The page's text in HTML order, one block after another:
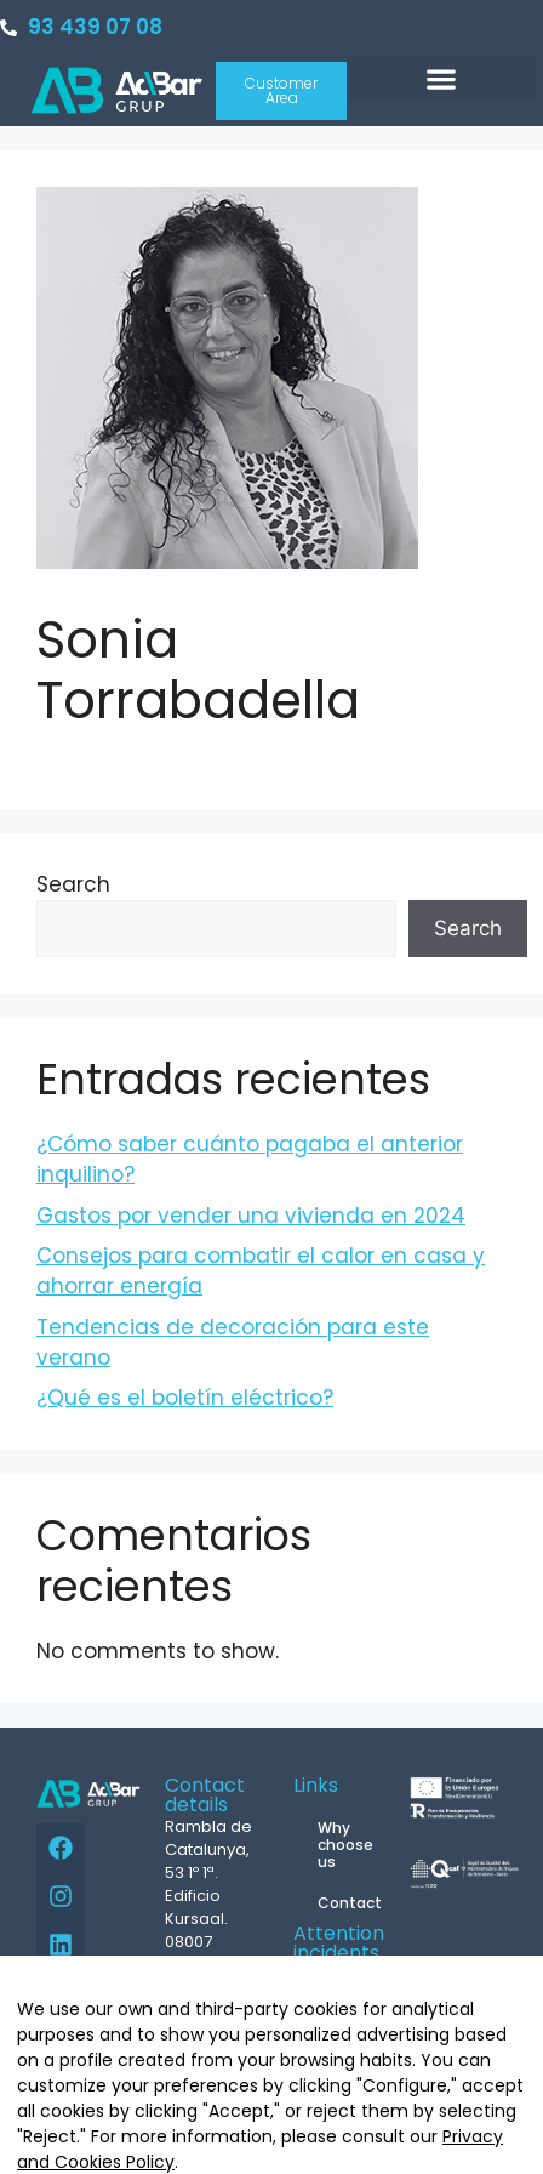
93 439 07 08
Customer
Area
Sonia
Torrabadella
Search
Search
Entradas recientes
¿Cómo saber cuánto pagaba el anterior
inquilino?
Gastos por vender una vivienda en 2024
Consejos para combatir el calor en casa y
ahorrar energía
Tendencias de decoración para este
verano
¿Qué es el boletín eléctrico?
Comentarios
recientes
No comments to show.
Copyright©
Grupo Acbar
Contact
details
Rambla de
Catalunya,
53 1º 1ª.
Edificio
Kursaal.
08007
439 07 08
info@grupacbar.com
Arquitecte
Moragas, 20.
08035
Barcelona
Links
Why
choose
us
Contact
Attention
incidents
431 004
Whatsapp
We use our own and third-party cookies for analytical
purposes and to show you personalized advertising based
on a profile created from your browsing habits. You can
customize your preferences by clicking "Configure," accept
all cookies by clicking "Accept," or reject them by selecting
"Reject." For more information, please consult our Privacy
and Cookies Policy.